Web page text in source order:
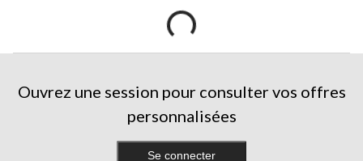
Ouvrez une session pour consulter vos offres
personnalisées
Se connecter